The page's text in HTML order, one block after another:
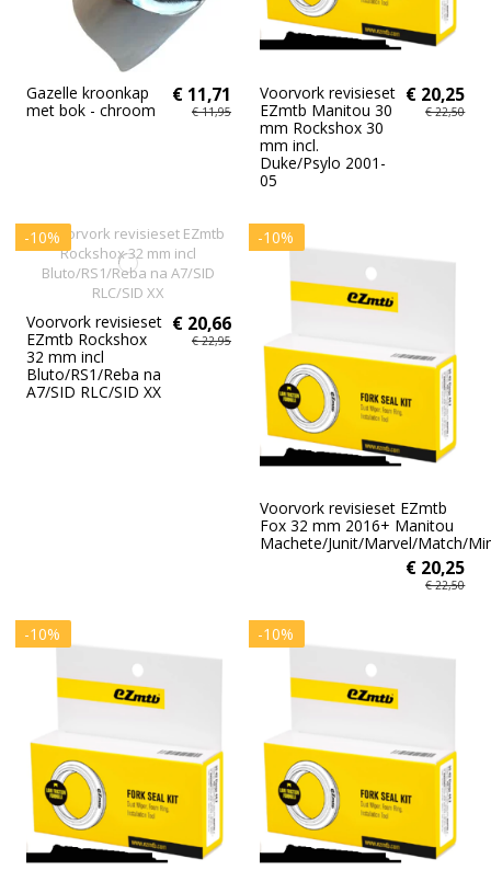
Gazelle kroonkap
met bok - chroom
€ 11,71
€ 11,95
Voorvork revisieset
EZmtb Manitou 30
mm Rockshox 30
mm incl.
Duke/Psylo 2001-
05
€ 20,25
€ 22,50
-10%
Voorvork revisieset
EZmtb Rockshox
32 mm incl
Bluto/RS1/Reba na
A7/SID RLC/SID XX
€ 20,66
€ 22,95
-10%
Voorvork revisieset EZmtb
Fox 32 mm 2016+ Manitou
Machete/Junit/Marvel/Match/
€ 20,25
€ 22,50
-10% -10%